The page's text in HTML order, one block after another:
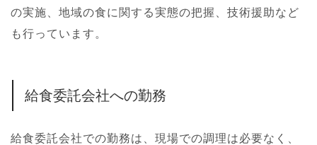
の実施、地域の食に関する実態の把握、技術援助など
も行っています。
給食委託会社への勤務
給食委託会社での勤務は、現場での調理は必要なく、